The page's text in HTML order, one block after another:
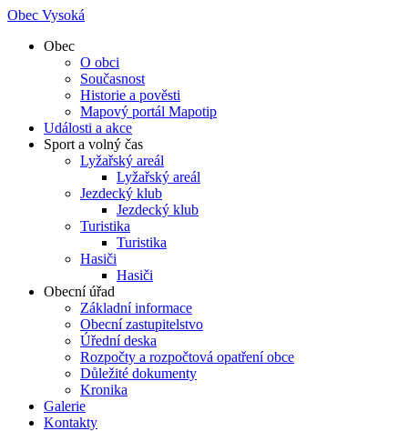
Obec Vysoká
Obec
O obci
Současnost
Historie a pověsti
Mapový portál Mapotip
Události a akce
Sport a volný čas
Lyžařský areál
Lyžařský areál
Jezdecký klub
Jezdecký klub
Turistika
Turistika
Hasiči
Hasiči
Obecní úřad
Základní informace
Obecní zastupitelstvo
Úřední deska
Rozpočty a rozpočtová opatření obce
Důležité dokumenty
Kronika
Galerie
Kontakty